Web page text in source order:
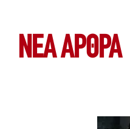
ΝΕΑ ΆΡΘΡΑ